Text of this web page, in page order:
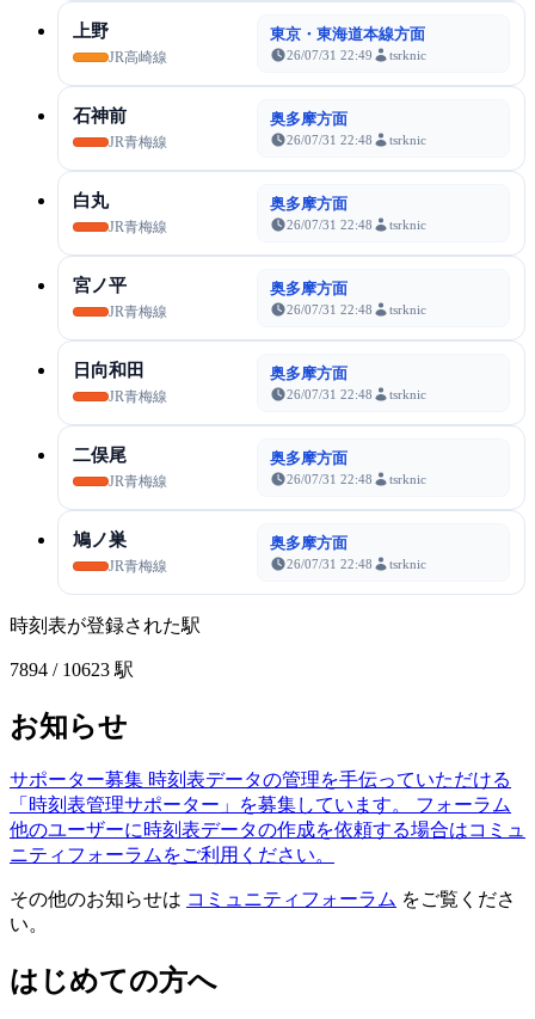
上野
JR高崎線
東京・東海道本線方面
26/07/31 22:49 tsrknic
石神前
JR青梅線
奥多摩方面
26/07/31 22:48 tsrknic
白丸
JR青梅線
奥多摩方面
26/07/31 22:48 tsrknic
宮ノ平
JR青梅線
奥多摩方面
26/07/31 22:48 tsrknic
日向和田
JR青梅線
奥多摩方面
26/07/31 22:48 tsrknic
二俣尾
JR青梅線
奥多摩方面
26/07/31 22:48 tsrknic
鳩ノ巣
JR青梅線
奥多摩方面
26/07/31 22:48 tsrknic
時刻表が登録された駅
7894 / 10623 駅
お知らせ
サポーター募集 時刻表データの管理を手伝っていただける
「時刻表管理サポーター」を募集しています。
フォーラム
他のユーザーに時刻表データの作成を依頼する場合はコミュ
ニティフォーラムをご利用ください。
その他のお知らせは コミュニティフォーラム をご覧くださ
い。
はじめての方へ